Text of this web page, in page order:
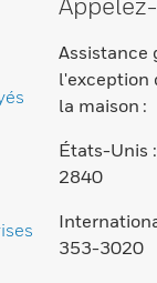
Assistance
l'exception
la maison :
États-Unis
2840
353-3020